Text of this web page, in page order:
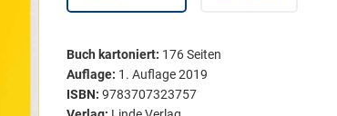
Buch kartoniert: 176Seiten
Auflage: 1. Auflage 2019
ISBN: 9783707323757